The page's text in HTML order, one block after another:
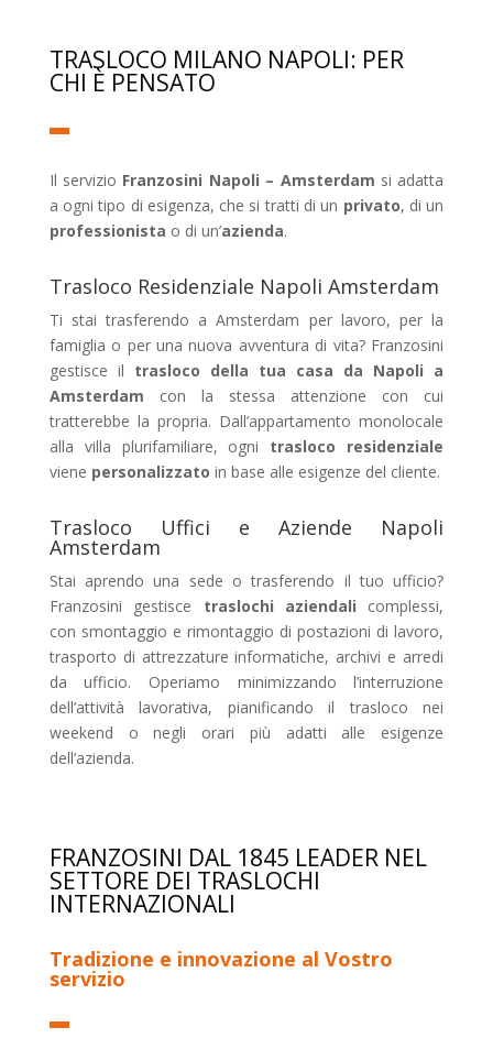
TRASLOCO MILANO NAPOLI: PER
CHI È PENSATO
Il servizio Franzosini Napoli – Amsterdam si adatta
a ogni tipo di esigenza, che si tratti di un privato, di un
professionista o di un’azienda.
Trasloco Residenziale Napoli Amsterdam
Ti stai trasferendo a Amsterdam per lavoro, per la
famiglia o per una nuova avventura di vita? Franzosini
gestisce il trasloco della tua casa da Napoli a
Amsterdam con la stessa attenzione con cui
tratterebbe la propria. Dall’appartamento monolocale
alla villa plurifamiliare, ogni trasloco residenziale
viene personalizzato in base alle esigenze del cliente.
Trasloco Uffici e Aziende Napoli
Amsterdam
Stai aprendo una sede o trasferendo il tuo ufficio?
Franzosini gestisce traslochi aziendali complessi,
con smontaggio e rimontaggio di postazioni di lavoro,
trasporto di attrezzature informatiche, archivi e arredi
da ufficio. Operiamo minimizzando l’interruzione
dell’attività lavorativa, pianificando il trasloco nei
weekend o negli orari più adatti alle esigenze
dell’azienda.
FRANZOSINI DAL 1845 LEADER NEL
SETTORE DEI TRASLOCHI
INTERNAZIONALI
Tradizione e innovazione al Vostro
servizio